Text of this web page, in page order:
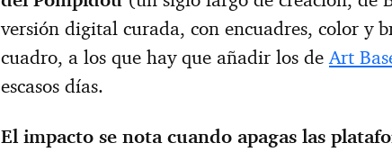
versión digital curada, con encuadres, color y
cuadro, a los que hay que añadir los de Art
escasos días.
El impacto se nota cuando apagas las